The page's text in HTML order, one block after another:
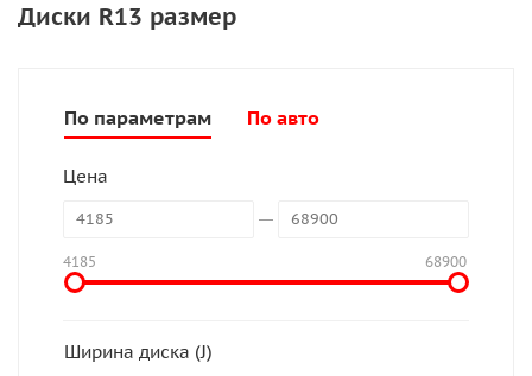
Диски R13 размер
По параметрам По авто
Цена
4185 68900
Ширина диска (J)